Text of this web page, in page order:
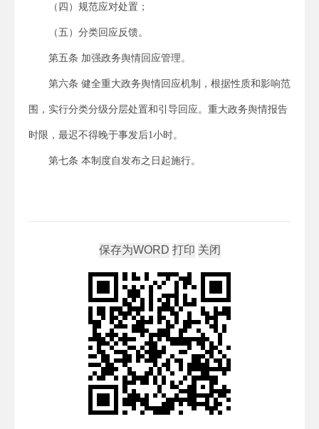
（四）规范应对处置；
（五）分类回应反馈。
第五条 加强政务舆情回应管理。
第六条 健全重大政务舆情回应机制，根据性质和影响范
围，实行分类分级分层处置和引导回应。重大政务舆情报告
时限，最迟不得晚于事发后1小时。
第七条 本制度自发布之日起施行。